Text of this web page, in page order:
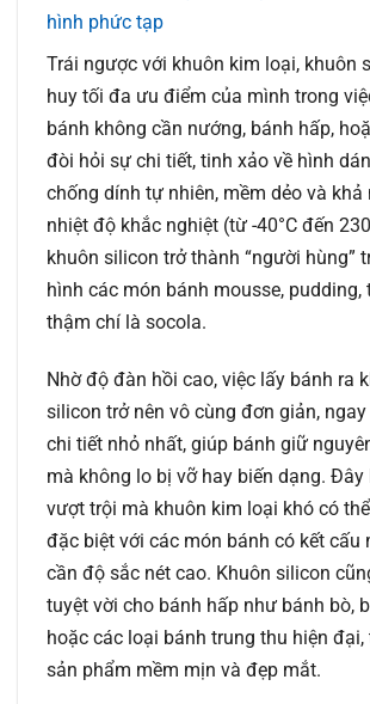
hình phức tạp
Trái ngược với khuôn kim loại, khuôn
huy tối đa ưu điểm của mình trong
bánh không cần nướng, bánh hấp,
đòi hỏi sự chi tiết, tinh xảo về hình
chống dính tự nhiên, mềm dẻo và khả
nhiệt độ khắc nghiệt (từ -40°C đến
khuôn silicon trở thành “người hùng”
hình các món bánh mousse, pudding,
thậm chí là socola.
Nhờ độ đàn hồi cao, việc lấy bánh ra
silicon trở nên vô cùng đơn giản,
chi tiết nhỏ nhất, giúp bánh giữ
mà không lo bị vỡ hay biến dạng.
vượt trội mà khuôn kim loại khó có
đặc biệt với các món bánh có kết cấu
cần độ sắc nét cao. Khuôn silicon
tuyệt vời cho bánh hấp như bánh bò,
hoặc các loại bánh trung thu hiện
sản phẩm mềm mịn và đẹp mắt.